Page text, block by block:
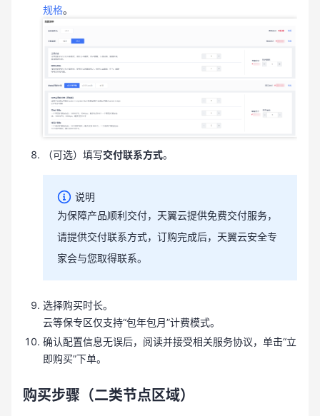
规格。
（可选）填写交付联系方式。
说明
为保障产品顺利交付，天翼云提供免费交付服务，
请提供交付联系方式，订购完成后，天翼云安全专
家会与您取得联系。
选择购买时长。
云等保专区仅支持“包年包月”计费模式。
确认配置信息无误后， 阅读并接受相关服务协议， 单击“立
即购买”下单。
购买步骤（二类节点区域）